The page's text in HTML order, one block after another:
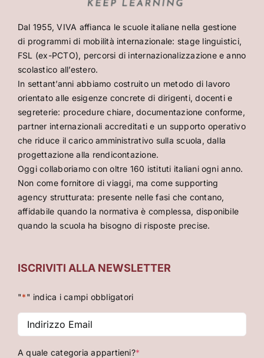
Dal 1955, VIVA affianca le scuole italiane nella gestione
di programmi di mobilità internazionale: stage linguistici,
FSL (ex-PCTO), percorsi di internazionalizzazione e anno
scolastico all’estero.
In settant’anni abbiamo costruito un metodo di lavoro
orientato alle esigenze concrete di dirigenti, docenti e
segreterie: procedure chiare, documentazione conforme,
partner internazionali accreditati e un supporto operativo
che riduce il carico amministrativo sulla scuola, dalla
progettazione alla rendicontazione.
Oggi collaboriamo con oltre 160 istituti italiani ogni anno.
Non come fornitore di viaggi, ma come supporting
agency strutturata: presente nelle fasi che contano,
affidabile quando la normativa è complessa, disponibile
quando la scuola ha bisogno di risposte precise.
ISCRIVITI ALLA NEWSLETTER
"*" indica i campi obbligatori
Indirizzo
Email*
A quale categoria appartieni?*